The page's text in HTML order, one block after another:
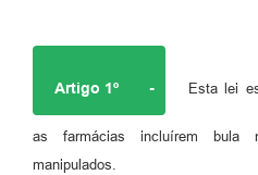
Artigo 1º - Esta lei
as farmácias incluírem bula
manipulados.